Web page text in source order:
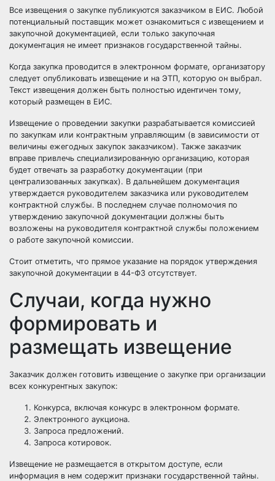
Все извещения о закупке публикуются заказчиком в ЕИС. Любой
потенциальный поставщик может ознакомиться с извещением и
закупочной документацией, если только закупочная
документация не имеет признаков государственной тайны.
Когда закупка проводится в электронном формате, организатору
следует опубликовать извещение и на ЭТП, которую он выбрал.
Текст извещения должен быть полностью идентичен тому,
который размещен в ЕИС.
Извещение о проведении закупки разрабатывается комиссией
по закупкам или контрактным управляющим (в зависимости от
величины ежегодных закупок заказчиком). Также заказчик
вправе привлечь специализированную организацию, которая
будет отвечать за разработку документации (при
централизованных закупках). В дальнейшем документация
утверждается руководителем заказчика или руководителем
контрактной службы. В последнем случае полномочия по
утверждению закупочной документации должны быть
возложены на руководителя контрактной службы положением
о работе закупочной комиссии.
Стоит отметить, что прямое указание на порядок утверждения
закупочной документации в 44-ФЗ отсутствует.
Случаи, когда нужно
формировать и
размещать извещение
Заказчик должен готовить извещение о закупке при организации
всех конкурентных закупок:
Конкурса, включая конкурс в электронном формате.
Электронного аукциона.
Запроса предложений.
Запроса котировок.
Извещение не размещается в открытом доступе, если
информация в нем содержит признаки государственной тайны.